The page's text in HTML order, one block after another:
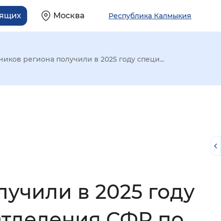
Москва Республика Калмыкия
региона получили в 2025 году специ...
в 2025 году